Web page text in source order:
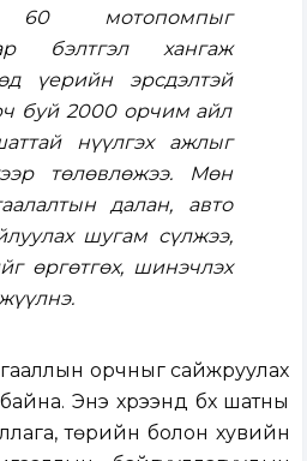
60 мотопомпыг
бэлтгэл хангаж
үерийн эрсдэлтэй
буй 2000 орчим айл
нүүлгэх ажлыг
төлөвлөжээ. Мөн
далан, авто
шугам сүлжээ,
өргөтгөх, шинэчлэх
орчныг сайжруулах
Энэ хүрээнд бүх шатны
төрийн болон хувийн